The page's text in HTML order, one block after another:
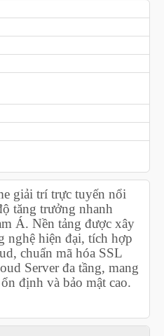
giải trí trực tuyến nổi
tăng trưởng nhanh
Á. Nền tảng được xây
nghệ hiện đại, tích hợp
chuẩn mã hóa SSL
Server đa tầng, mang
định và bảo mật cao.